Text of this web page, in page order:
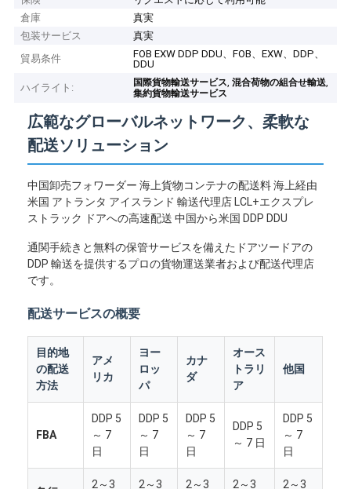
倉庫
真実
包装サービス
真実
貿易条件
FOB EXW DDP DDU、FOB、EXW、DDP、
DDU
ハイライト:
国際貨物輸送サービス,混合荷物の組合せ輸送,
集約貨物輸送サービス
広範なグローバルネットワーク、柔軟な
配送ソリューション
中国卸売フォワーダー 海上貨物コンテナの配送料 海上経由
米国 アトランタ アイスランド 輸送代理店 LCL+エクスプレ
ストラック ドアへの高速配送 中国から米国 DDP DDU
通関手続きと無料の保管サービスを備えたドアツードアの
DDP 輸送を提供するプロの貨物運送業者および配送代理店
です。
配送サービスの概要
目的地
の配送
方法
アメ
リカ
ヨー
ロッ
パ
カナ
ダ
オース
トラリ
ア
他国
FBA
DDP 5
～ 7
日
DDP 5
～ 7
日
DDP 5
～ 7
日
DDP 5
～ 7 日
DDP 5
～ 7
日
2～3
2～3
2～3
2～3
2～3